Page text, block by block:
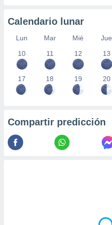
Calendario lunar
Lun Mar Mié Jue
10
11 12 13
17 18 19 20
Compartir predicción